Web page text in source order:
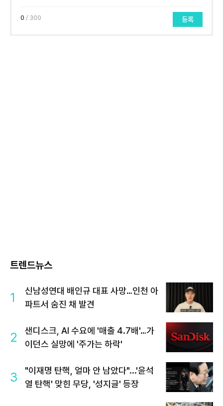
0 / 300 등록
트렌드뉴스
1
신남성연대 배인규 대표 사망…인천 아
파트서 숨진 채 발견
2
샌디스크, AI 수요에 '매출 4.7배'…가
이던스 실망에 '주가는 하락'
3
"이재명 탄핵, 얼마 안 남았다"...'윤석
열 탄핵' 맞힌 무당, '성지글' 등장